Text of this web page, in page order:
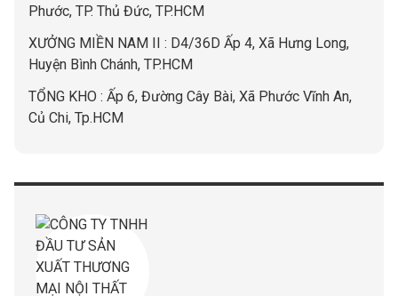
Phước, TP. Thủ Đức, TP.HCM
XƯỞNG MIỀN NAM II : D4/36D Ấp 4, Xã Hưng Long,
Huyện Bình Chánh, TP.HCM
TỔNG KHO : Ấp 6, Đường Cây Bài, Xã Phước Vĩnh An,
Củ Chi, Tp.HCM